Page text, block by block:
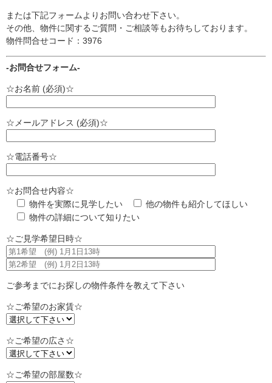
または下記フォームよりお問い合わせ下さい。
その他、物件に関するご質問・ご相談等もお待ちしております。
物件問合せコード：3976
-お問合せフォーム-
☆お名前 (必須)☆
☆メールアドレス (必須)☆
☆電話番号☆
☆お問合せ内容☆
物件を実際に見学したい
他の物件も紹介してほしい
物件の詳細について知りたい
☆ご見学希望日時☆
ご参考までにお探しの物件条件を教えて下さい
☆ご希望のお家賃☆
☆ご希望の広さ☆
☆ご希望の部屋数☆